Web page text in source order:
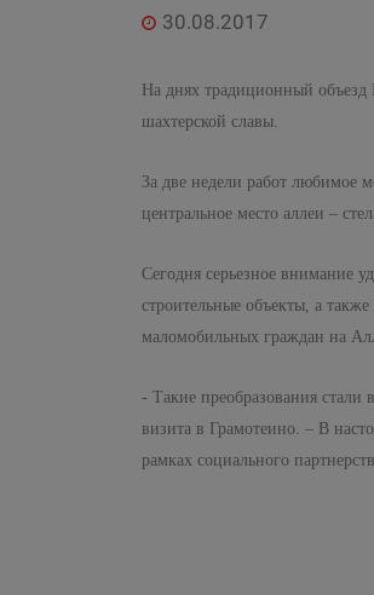
30.08.2017
На днях традиционный объезд
шахтерской славы.
За две недели работ любимое
центральное место аллеи –
Сегодня серьезное внимание
строительные объекты, а
маломобильных граждан на
- Такие преобразования
визита в Грамотеино. – В
рамках социального